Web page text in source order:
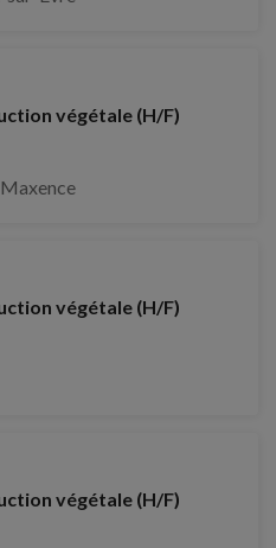
végétale (H/F)
végétale (H/F)
végétale (H/F)